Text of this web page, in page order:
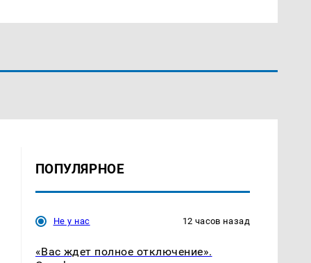
ПОПУЛЯРНОЕ
Не у нас 12 часов назад
«Вас ждет полное отключение».